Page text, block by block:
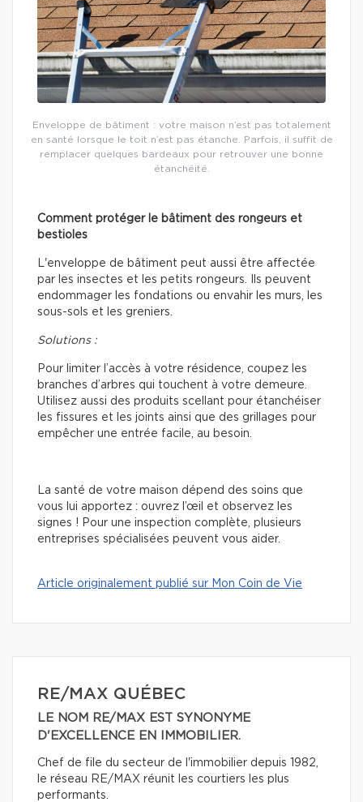
Enveloppe de bâtiment : votre maison n’est pas totalement
en santé lorsque le toit n’est pas étanche. Parfois, il suffit de
remplacer quelques bardeaux pour retrouver une bonne
étanchéité.
Comment protéger le bâtiment des rongeurs et
bestioles
L'enveloppe de bâtiment peut aussi être affectée
par les insectes et les petits rongeurs. Ils peuvent
endommager les fondations ou envahir les murs, les
sous-sols et les greniers.
Solutions :
Pour limiter l’accès à votre résidence, coupez les
branches d’arbres qui touchent à votre demeure.
Utilisez aussi des produits scellant pour étanchéiser
les fissures et les joints ainsi que des grillages pour
empêcher une entrée facile, au besoin.
La santé de votre maison dépend des soins que
vous lui apportez : ouvrez l’œil et observez les
signes ! Pour une inspection complète, plusieurs
entreprises spécialisées peuvent vous aider.
Article originalement publié sur Mon Coin de Vie
RE/MAX QUÉBEC
LE NOM RE/MAX EST SYNONYME
D'EXCELLENCE EN IMMOBILIER.
Chef de file du secteur de l'immobilier depuis 1982,
le réseau RE/MAX réunit les courtiers les plus
performants.